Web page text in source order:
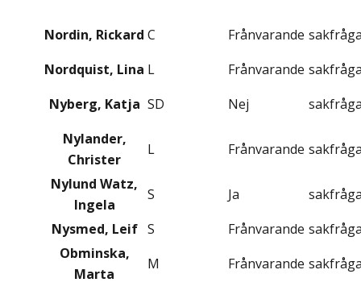
Nordin, Rickard C Frånvarande
Nordquist, Lina L Frånvarande
Nyberg, Katja SD Nej
Nylander,
Christer
L Frånvarande
Nylund Watz,
Ingela
S Ja
Nysmed, Leif S Frånvarande
Obminska,
Marta
M Frånvarande